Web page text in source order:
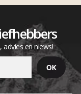
advies en niews!